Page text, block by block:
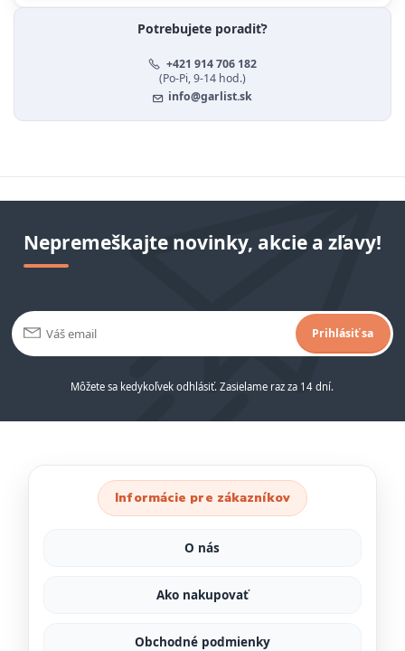
Potrebujete poradiť?
+421 914 706 182
(Po-Pi, 9-14 hod.)
info@garlist.sk
Nepremeškajte novinky, akcie a zľavy!
Prihlásiť sa
Môžete sa kedykoľvek odhlásiť. Zasielame raz za 14 dní.
Informácie pre zákazníkov
O nás
Ako nakupovať
Obchodné podmienky